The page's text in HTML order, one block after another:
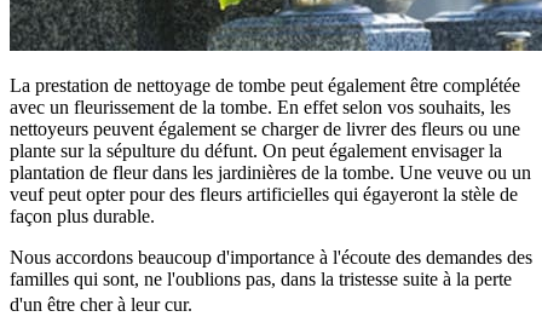
La prestation de nettoyage de tombe peut également être complétée
avec un fleurissement de la tombe. En effet selon vos souhaits, les
nettoyeurs peuvent également se charger de livrer des fleurs ou une
plante sur la sépulture du défunt. On peut également envisager la
plantation de fleur dans les jardinières de la tombe. Une veuve ou un
veuf peut opter pour des fleurs artificielles qui égayeront la stèle de
façon plus durable.
Nous accordons beaucoup d'importance à l'écoute des demandes des
familles qui sont, ne l'oublions pas, dans la tristesse suite à la perte
d'un être cher à leur cur.